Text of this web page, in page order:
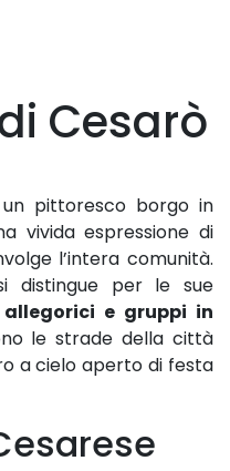
Cesarò
pittoresco borgo in
vivida espressione di
l’intera comunità.
distingue per le sue
e gruppi in
le strade della città
a cielo aperto di festa